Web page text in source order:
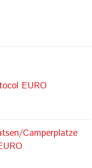
EURO
Camperplatze